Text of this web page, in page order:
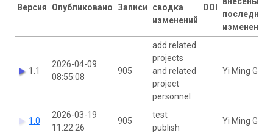
Версия Опубликовано Записи
сводка
изменений
DOI
последние
изменения
1.1
2026-04-09
08:55:08
905
add related
projects
and related
project
personnel
Yi Ming Gan
1.0
2026-03-19
11:22:26
905
test
publish
Yi Ming Gan